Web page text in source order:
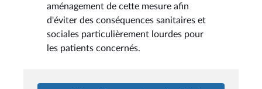
aménagement de cette mesure afin
d'éviter des conséquences sanitaires et
sociales particulièrement lourdes pour
les patients concernés.